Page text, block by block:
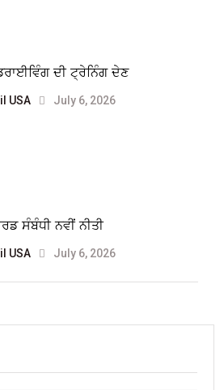
ਦੀ ਟ੍ਰੇਨਿੰਗ ਦੇਣ
USA July 6, 2026
ਸੰਬੰਧੀ ਨਵੀਂ ਨੀਤੀ
USA July 6, 2026